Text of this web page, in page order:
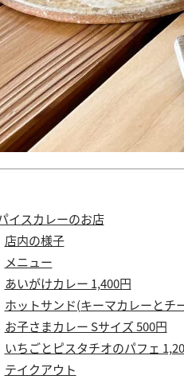
イスカレーのお店
店内の様子
メニュー
あいがけカレー 1,400円
ホットサンド(キーマカレーとチ
お子さまカレー Sサイズ 500円
いちごとピスタチオのパフェ
テイクアウト